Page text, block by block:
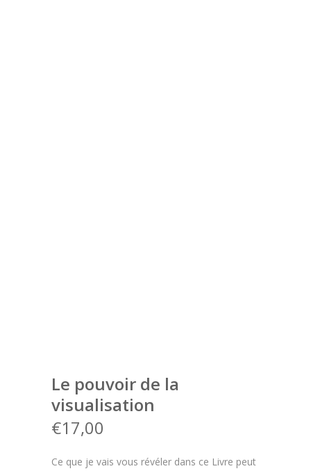
Le pouvoir de la
visualisation
€17,00
Ce que je vais vous révéler dans ce Livre peut